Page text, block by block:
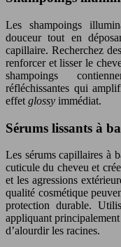
Les shampoings
douceur tout en
capillaire. Recherchez
renforcer et lisser le
shampoings
réfléchissantes qui
effet glossy immédiat.
Sérums lissants à
Les sérums capillaires à
cuticule du cheveu et
et les agressions
qualité cosmétique
protection durable.
appliquant
d’alourdir les racines.